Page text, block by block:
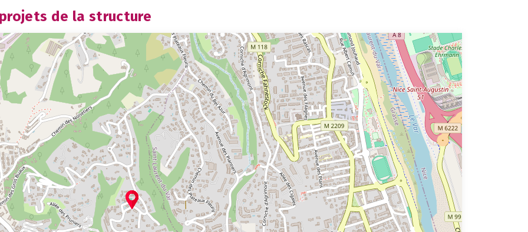
de la structure